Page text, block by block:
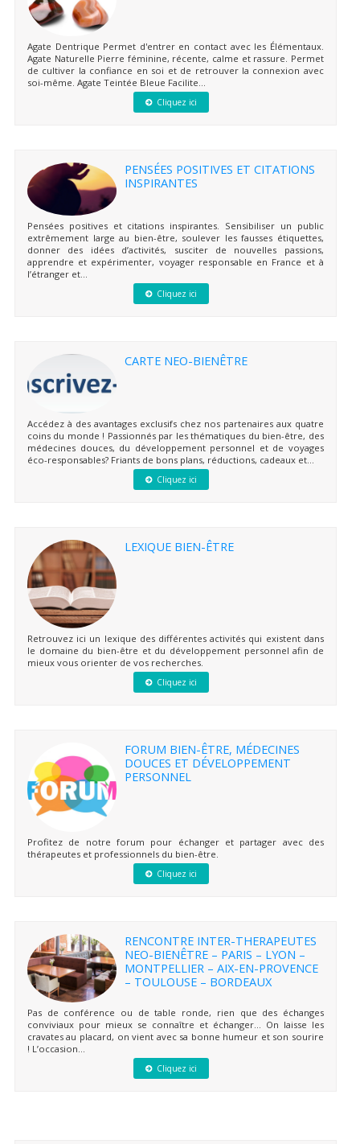
Agate Dentrique Permet d'entrer en contact avec les Élémentaux.
Agate Naturelle Pierre féminine, récente, calme et rassure. Permet
de cultiver la confiance en soi et de retrouver la connexion avec
soi-même. Agate Teintée Bleue Facilite...
Cliquez ici
PENSÉES POSITIVES ET CITATIONS
INSPIRANTES
Pensées positives et citations inspirantes. Sensibiliser un public
extrêmement large au bien-être, soulever les fausses étiquettes,
donner des idées d’activités, susciter de nouvelles passions,
apprendre et expérimenter, voyager responsable en France et à
l’étranger et...
Cliquez ici
CARTE NEO-BIENÊTRE
Accédez à des avantages exclusifs chez nos partenaires aux quatre
coins du monde ! Passionnés par les thématiques du bien-être, des
médecines douces, du développement personnel et de voyages
éco-responsables? Friants de bons plans, réductions, cadeaux et...
Cliquez ici
LEXIQUE BIEN-ÊTRE
Retrouvez ici un lexique des différentes activités qui existent dans
le domaine du bien-être et du développement personnel afin de
mieux vous orienter de vos recherches.
Cliquez ici
FORUM BIEN-ÊTRE, MÉDECINES
DOUCES ET DÉVELOPPEMENT
PERSONNEL
Profitez de notre forum pour échanger et partager avec des
thérapeutes et professionnels du bien-être.
Cliquez ici
RENCONTRE INTER-THERAPEUTES
NEO-BIENÊTRE – PARIS – LYON –
MONTPELLIER – AIX-EN-PROVENCE
– TOULOUSE – BORDEAUX
Pas de conférence ou de table ronde, rien que des échanges
conviviaux pour mieux se connaître et échanger… On laisse les
cravates au placard, on vient avec sa bonne humeur et son sourire
! L’occasion...
Cliquez ici